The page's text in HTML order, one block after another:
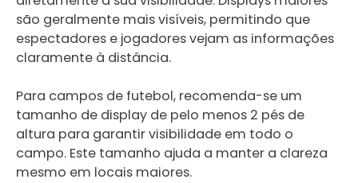
são geralmente mais visíveis, permitindo que
espectadores e jogadores vejam as informações
claramente à distância.
Para campos de futebol, recomenda-se um
tamanho de display de pelo menos 2 pés de
altura para garantir visibilidade em todo o
campo. Este tamanho ajuda a manter a clareza
mesmo em locais maiores.